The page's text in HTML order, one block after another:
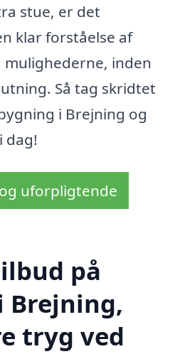
stue, er det
klar forståelse af
inden
Så tag skridtet
i Brejning og
dag!
uforpligtende
på
tryg ved